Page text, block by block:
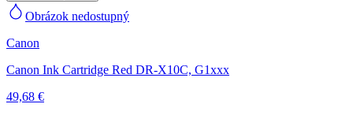
Obrázok nedostupný
Canon
Canon Ink Cartridge Red DR-X10C, G1xxx
49,68 €